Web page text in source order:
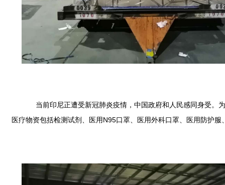
当前印尼正遭受新冠肺炎疫情，中国政府和人民感同身受。
医疗物资包括检测试剂、医用N95口罩、医用外科口罩、医用防护